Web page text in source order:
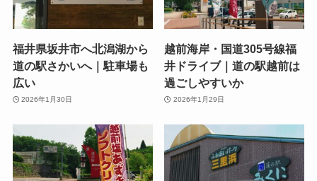
福井県坂井市へ北潟湖から
道の駅さかいへ｜駐車場も
広い
2026年1月30日
越前海岸・国道305号線福
井ドライブ｜道の駅越前は
過ごしやすいか
2026年1月29日